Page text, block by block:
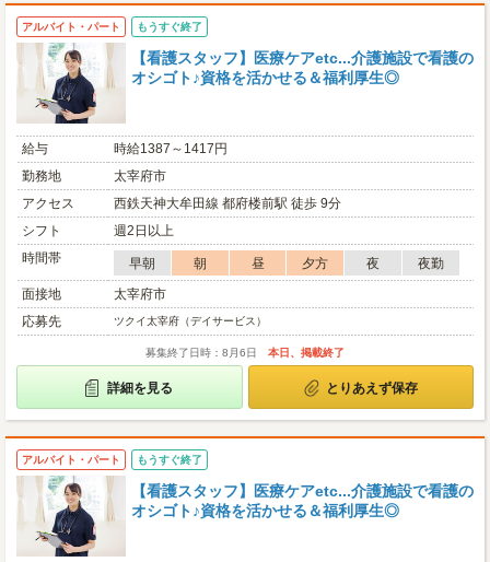
アルバイト・パート もうすぐ終了
【看護スタッフ】医療ケアetc...介護施設で看護の
オシゴト♪資格を活かせる＆福利厚生◎
給与
時給1387～1417円
勤務地
太宰府市
アクセス
西鉄天神大牟田線 都府楼前駅 徒歩 9分
シフト
週2日以上
時間帯
早朝 朝 昼 夕方 夜
夜勤
面接地
太宰府市
応募先
ツクイ太宰府（デイサービス）
募集終了日時：8月6日 本日、掲載終了
詳細を見る とりあえず保存
アルバイト・パート もうすぐ終了
【看護スタッフ】医療ケアetc...介護施設で看護の
オシゴト♪資格を活かせる＆福利厚生◎